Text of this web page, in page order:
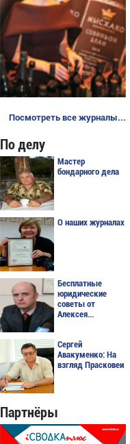
Посмотреть все журналы...
По делу
Мастер
бондарного дела
О наших журналах
Бесплатные
юридические
советы от
Алексея...
Сергей
Авакуменко: На
взгляд Прасковеи
Партнёры